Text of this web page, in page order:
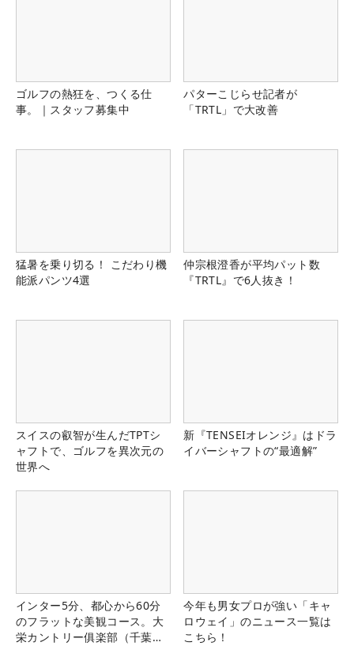
ゴルフの熱狂を、つくる仕
事。｜スタッフ募集中
パターこじらせ記者が
「TRTL」で大改善
猛暑を乗り切る！ こだわり機
能派パンツ4選
仲宗根澄香が平均パット数
『TRTL』で6人抜き！
スイスの叡智が生んだTPTシ
ャフトで、ゴルフを異次元の
世界へ
新『TENSEIオレンジ』はドラ
イバーシャフトの“最適解”
インター5分、都心から60分
のフラットな美観コース。大
栄カントリー俱楽部（千葉
今年も男女プロが強い「キャ
ロウェイ」のニュース一覧は
こちら！